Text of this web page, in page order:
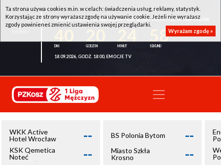
WKK ACTIVE HOTEL WROCŁAW - KSK QEMETICA NOTEĆ INOWROCŁAW
58
18.09.2026, GODZ. 18:00, EMOCJE TV
WKK Active
Hotel Wrocław
--
KSK Qemetica
Noteć
--
BS Polonia Bytom --
Miasto Szkła
Krosno
--
Ta strona używa cookies m.in. w celach: świadczenia usług, reklamy, statystyk.
Korzystając ze strony wyrażasz zgodę na używanie cookie. Jeżeli nie wyrażasz
zgody powinieneś zmienić ustawienia swojej przeglądarki.
Wyrażam zgodę »